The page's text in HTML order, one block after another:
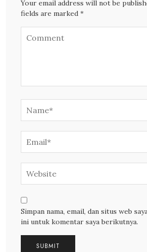
Your email address will not be
fields are marked *
Simpan nama, email, dan situs web
ini untuk komentar saya berikutnya.